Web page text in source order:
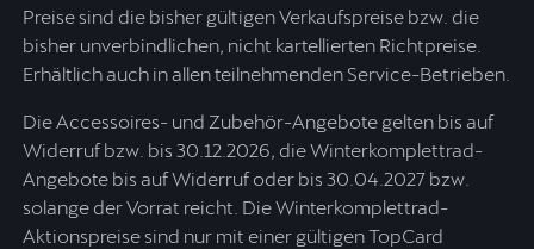
Preise sind die bisher gültigen Verkaufspreise bzw. die
bisher unverbindlichen, nicht kartellierten Richtpreise.
Erhältlich auch in allen teilnehmenden Service-Betrieben.
Die Accessoires- und Zubehör-Angebote gelten bis auf
Widerruf bzw. bis 30.12.2026, die Winterkomplettrad-
Angebote bis auf Widerruf oder bis 30.04.2027 bzw.
solange der Vorrat reicht. Die Winterkomplettrad-
Aktionspreise sind nur mit einer gültigen TopCard